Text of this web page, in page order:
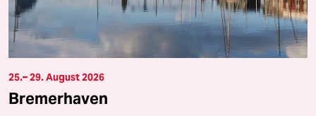
25.– 29. August 2026
Bremerhaven